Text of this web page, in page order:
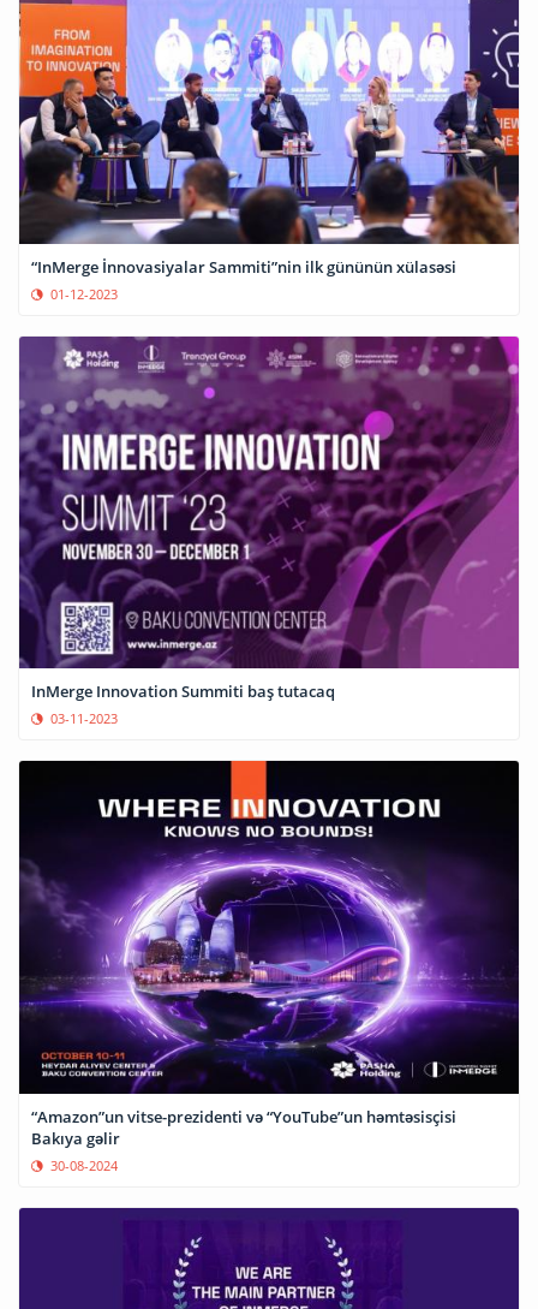
“InMerge İnnovasiyalar Sammiti”nin ilk gününün xülasəsi
01-12-2023
InMerge Innovation Summiti baş tutacaq
03-11-2023
“Amazon”un vitse-prezidenti və “YouTube”un həmtəsisçisi
Bakıya gəlir
30-08-2024